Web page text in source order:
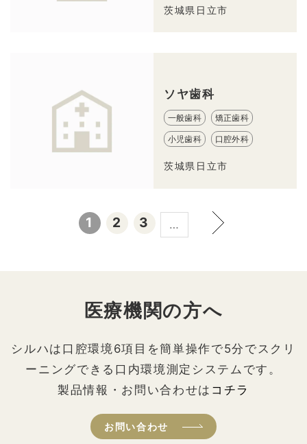
茨城県日立市
ソヤ歯科
一般歯科 矯正歯科
小児歯科 口腔外科
茨城県日立市
1 2 3 …
医療機関の方へ
シルハは口腔環境6項目を簡単操作で5分でスクリ
ーニングできる口内環境測定システムです。
製品情報・お問い合わせは コチラ
お問い合わせ